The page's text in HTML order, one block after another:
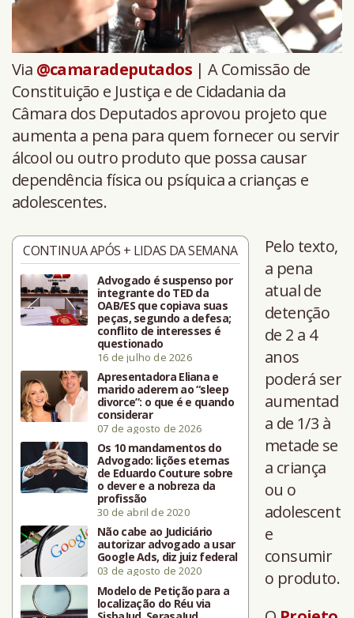
Via @camaradeputados | A Comissão de
Constituição e Justiça e de Cidadania da
Câmara dos Deputados aprovou projeto que
aumenta a pena para quem fornecer ou servir
álcool ou outro produto que possa causar
dependência física ou psíquica a crianças e
adolescentes.
CONTINUA APÓS + LIDAS DA SEMANA
Advogado é suspenso por
integrante do TED da
OAB/ES que copiava suas
peças, segundo a defesa;
conflito de interesses é
questionado
16 de julho de 2026
Apresentadora Eliana e
marido aderem ao “sleep
divorce”: o que é e quando
considerar
07 de agosto de 2026
Os 10 mandamentos do
Advogado: lições eternas
de Eduardo Couture sobre
o dever e a nobreza da
profissão
30 de abril de 2020
Não cabe ao Judiciário
autorizar advogado a usar
Google Ads, diz juiz federal
03 de agosto de 2020
Modelo de Petição para a
localização do Réu via
Pelo texto,
a pena
atual de
detenção
de 2 a 4
anos
poderá ser
aumentad
a de 1/3 à
metade se
a criança
ou o
adolescent
e
consumir
o produto.